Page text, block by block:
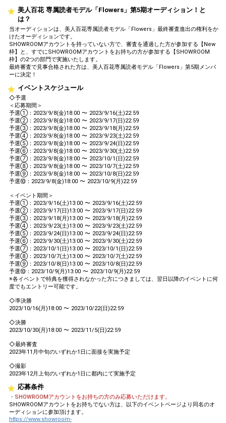
美人百花 専属読者モデル「Flowers」第5期オーディション！と
は？
当オーディションは、美人百花専属読者モデル「Flowers」最終審査進出の権利をか
けたオーディションです。
SHOWROOMアカウントを持っていない方で、審査を通過した方が参加する【New
枠】と、すでにSHOWROOMアカウントをお持ちの方が参加する【SHOWROOM
枠】の2つの部門で実施いたします。
最終審査で見事合格された方は、美人百花専属読者モデル「Flowers」第5期メンバ
ーに決定！
イベントスケジュール
◇予選
＜応募期間＞
予選①：2023/9/8(金)18:00 〜 2023/9/16(土)22:59
予選②：2023/9/8(金)18:00 〜 2023/9/17(日)22:59
予選③：2023/9/8(金)18:00 〜 2023/9/18(月)22:59
予選④：2023/9/8(金)18:00 〜 2023/9/23(土)22:59
予選⑤：2023/9/8(金)18:00 〜 2023/9/24(日)22:59
予選⑥：2023/9/8(金)18:00 〜 2023/9/30(土)22:59
予選⑦：2023/9/8(金)18:00 〜 2023/10/1(日)22:59
予選⑧：2023/9/8(金)18:00 〜 2023/10/7(土)22:59
予選⑨：2023/9/8(金)18:00 〜 2023/10/8(日)22:59
予選⑩：2023/9/8(金)18:00 〜 2023/10/9(月)22:59
＜イベント期間＞
予選①：2023/9/16(土)13:00 〜 2023/9/16(土)22:59
予選②：2023/9/17(日)13:00 〜 2023/9/17(日)22:59
予選③：2023/9/18(月)13:00 〜 2023/9/18(月)22:59
予選④：2023/9/23(土)13:00 〜 2023/9/23(土)22:59
予選⑤：2023/9/24(日)13:00 〜 2023/9/24(日)22:59
予選⑥：2023/9/30(土)13:00 〜 2023/9/30(土)22:59
予選⑦：2023/10/1(日)13:00 〜 2023/10/1(日)22:59
予選⑧：2023/10/7(土)13:00 〜 2023/10/7(土)22:59
予選⑨：2023/10/8(日)13:00 〜 2023/10/8(日)22:59
予選⑩：2023/10/9(月)13:00 〜 2023/10/9(月)22:59
※各イベントで特典を獲得されなかった方につきましては、翌日以降のイベントに何
度でもエントリー可能です。
◇準決勝
2023/10/16(月)18:00 〜 2023/10/22(日)22:59
◇決勝
2023/10/30(月)18:00 〜 2023/11/5(日)22:59
◇最終審査
2023年11月中旬のいずれか1日に面接を実施予定
◇撮影
2023年12月上旬のいずれか1日に都内にて実施予定
応募条件
・SHOWROOMアカウントをお持ちの方のみ応募いただけます。
SHOWROOMアカウントをお持ちでない方は、以下のイベントページより同名のオ
ーディションに参加頂けます。
https://www.showroom-